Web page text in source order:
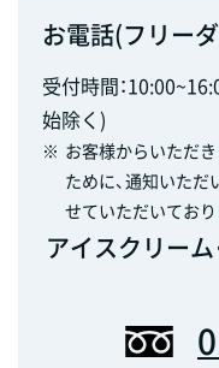
お電話(フリー
受付時間：
始除く)
※ お客様からいただ
ために、通知いただ
せていただいており
アイスクリーム